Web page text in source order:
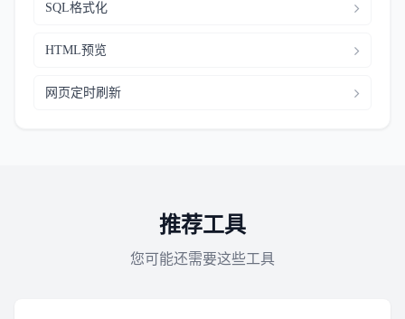
SQL格式化
HTML预览
网页定时刷新
推荐工具
您可能还需要这些工具